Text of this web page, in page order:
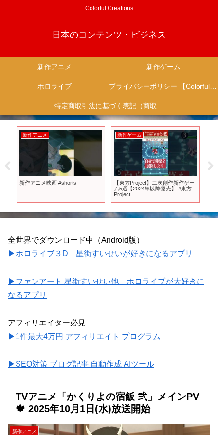
Colorful Creations
日本のコンテンツ・ビジネス
新作アニメ 新作ゲーム
ホロライブ プライバシーポリシー 【Colorful Creation】
特定商取引法に基づく表記（商取引に関する開示）
新作アニメ
新作アニメ映画 #shorts
新作ゲーム
【東方Project】二次創作新作ゲー
ム5選【2024年以降発売】 #東方
Project
全世界でダウンロード中（Android版）
▶ホロライブ３D 星街すいせいが好きになるアプリ
▶ファンアート 星街すいせい他 ホロライブが大好きに
なるアプリ
アフィリエイター必見
▶1件最大4万円 アフィリエイト プログラム
▶SEO対策 ブログ記事 自動作成 AIツール
TVアニメ「かくりよの宿飯 弐」メインPV
🍁 2025年10月1日(水)放送開始
新作アニメ